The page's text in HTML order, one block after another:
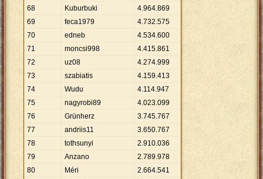
68
Kuburbuki 4.964.869
69
feca1979 4.732.575
70
edneb 4.534.600
71
moncsi998 4.415.861
72
uz08 4.274.999
73
szabiatis 4.159.413
74
Wudu 4.114.947
75
nagyrobi89 4.023.099
76
Grünherz 3.745.767
77
andriis11 3.650.767
78
tothsunyi 2.910.036
79
Anzano 2.789.978
80
Méri 2.664.541